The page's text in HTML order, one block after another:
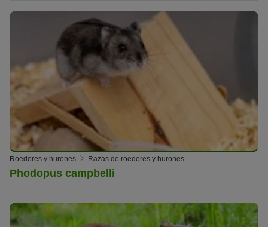
cepillárselo de vez en cuando.
Además, conviene que le inspecciones las uñas con regularidad.
Especialmente cuando los animales solo se mueven en casa, no
se desgastan las uñas lo suficiente. Por eso, hay que córtaselas
cortaúñas
si están demasiado largas. Si tú no
puedes, pídeselo al veterinario.
Roedores y hurones Razas de roedores y hurones
Phodopus campbelli